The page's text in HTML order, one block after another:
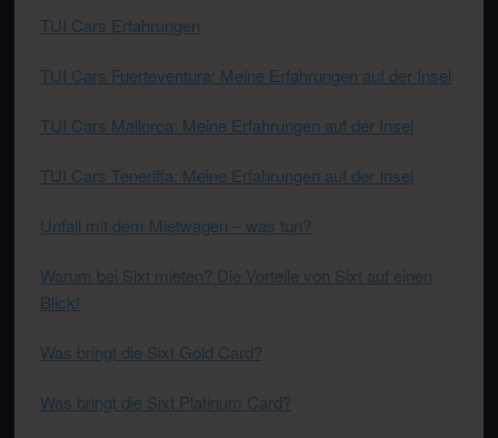
TUI Cars Erfahrungen
TUI Cars Fuerteventura: Meine Erfahrungen auf der Insel
TUI Cars Mallorca: Meine Erfahrungen auf der Insel
TUI Cars Teneriffa: Meine Erfahrungen auf der Insel
Unfall mit dem Mietwagen – was tun?
Warum bei Sixt mieten? Die Vorteile von Sixt auf einen
Blick!
Was bringt die Sixt Gold Card?
Was bringt die Sixt Platinum Card?